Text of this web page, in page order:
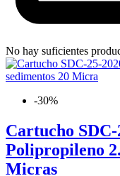
No hay suficientes
-30%
Cartucho
Polipropileno
Micras